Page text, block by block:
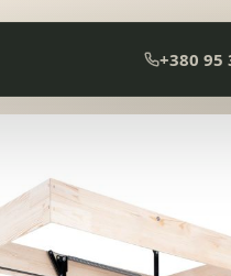
+380 95
КОМПОЗИТНА